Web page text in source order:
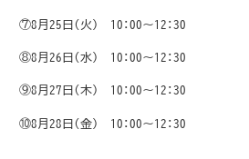
⑦8月25日(火) 10:00～12:30
⑧8月26日(水) 10:00～12:30
⑨8月27日(木) 10:00～12:30
⑩8月28日(金) 10:00～12:30